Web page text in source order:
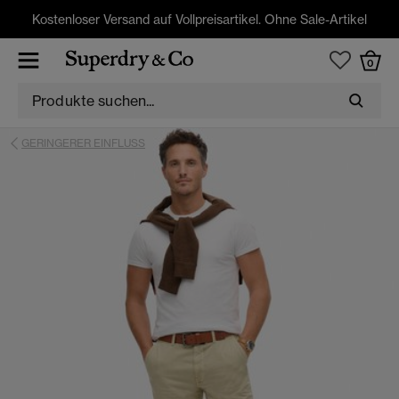
Kostenloser Versand auf Vollpreisartikel. Ohne Sale-Artikel
0
GERINGERER EINFLUSS